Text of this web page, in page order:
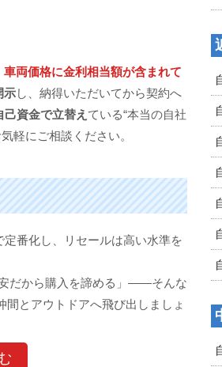
車両価格に金利相当額が含まれて
示し、納得いただいてから契約へ
己資金で立替え ている“本当の自社
軽にご相談ください。
定番化し、リセールは高い水準を
だから購入を諦める」――そんな
間とアウトドアへ飛び出しましょ